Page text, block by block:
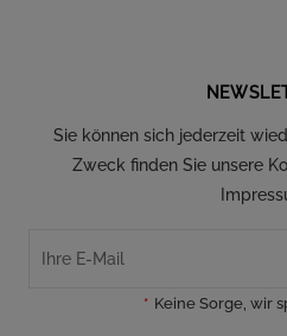
Sie können sich jederzeit
Zweck finden Sie unsere
* Keine Sorge, wir